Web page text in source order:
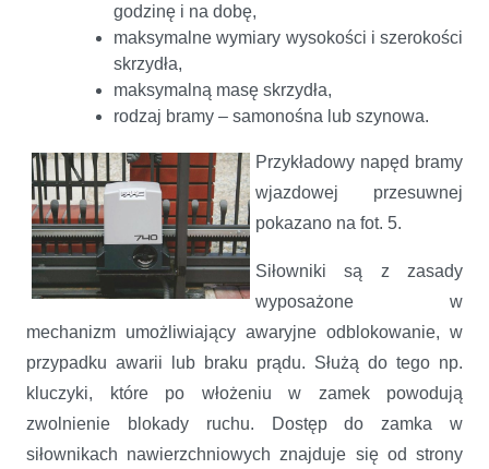
godzinę i na dobę,
maksymalne wymiary wysokości i szerokości
skrzydła,
maksymalną masę skrzydła,
rodzaj bramy – samonośna lub szynowa.
Przykładowy napęd bramy
wjazdowej przesuwnej
pokazano na fot. 5.
Siłowniki są z zasady
wyposażone w
mechanizm umożliwiający awaryjne odblokowanie, w
przypadku awarii lub braku prądu. Służą do tego np.
kluczyki, które po włożeniu w zamek powodują
zwolnienie blokady ruchu. Dostęp do zamka w
siłownikach nawierzchniowych znajduje się od strony